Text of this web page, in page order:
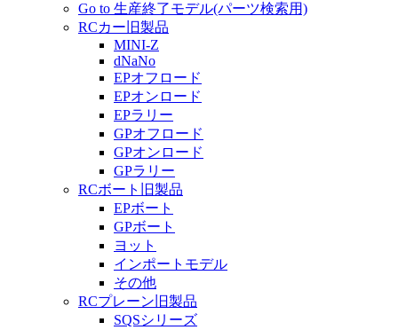
Go to 生産終了モデル(パーツ検索用)
RCカー旧製品
MINI-Z
dNaNo
EPオフロード
EPオンロード
EPラリー
GPオフロード
GPオンロード
GPラリー
RCボート旧製品
EPボート
GPボート
ヨット
インポートモデル
その他
RCプレーン旧製品
SQSシリーズ